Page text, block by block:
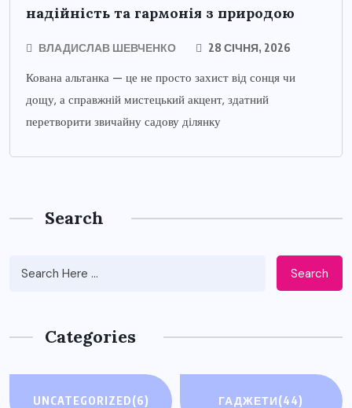
надійність та гармонія з природою
ВЛАДИСЛАВ ШЕВЧЕНКО 28 СІЧНЯ, 2026
Кована альтанка — це не просто захист від сонця чи
дощу, а справжній мистецький акцент, здатний
перетворити звичайну садову ділянку
Search
Search
Categories
UNCATEGORIZED(6) ГАДЖЕТИ(44)